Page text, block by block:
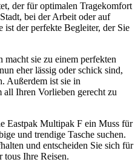
der für optimalen Tragekomfort
bei der Arbeit oder auf
ist der perfekte Begleiter, der Sie
macht sie zu einem perfekten
eher lässig oder schick sind,
Außerdem ist sie in
all Ihren Vorlieben gerecht zu
Eastpak Multipak F ein Muss für
und trendige Tasche suchen.
und entscheiden Sie sich für
tous Ihre Reisen.